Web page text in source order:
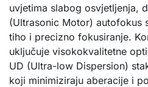
uvjetima slabog osvjetljenja,
(Ultrasonic Motor) autofokus
tiho i precizno fokusiranje.
uključuje visokokvalitetne
UD (Ultra-low Dispersion)
koji minimiziraju aberacije i